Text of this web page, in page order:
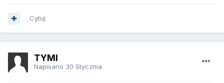
Cytuj
TYMI
Napisano 30 Stycznia